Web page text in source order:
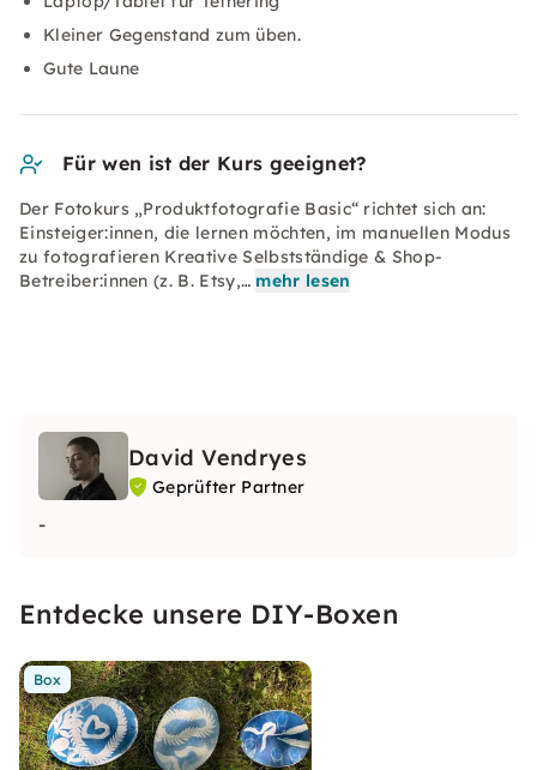
Kleiner Gegenstand zum üben.
Gute Laune
Für wen ist der Kurs geeignet?
Der Fotokurs „Produktfotografie Basic“ richtet sich an:
Einsteiger:innen, die lernen möchten, im manuellen Modus
zu fotografieren Kreative Selbstständige & Shop-
Betreiber:innen (z. B. Etsy,… mehr lesen
David Vendryes
Geprüfter Partner
-
Entdecke unsere DIY-Boxen
Box